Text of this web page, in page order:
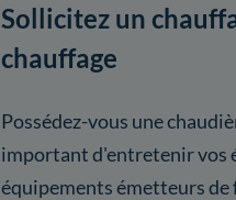
Sollicitez un
chauffage
Possédez-vous une
important d'entretenir vos
équipements émetteurs de